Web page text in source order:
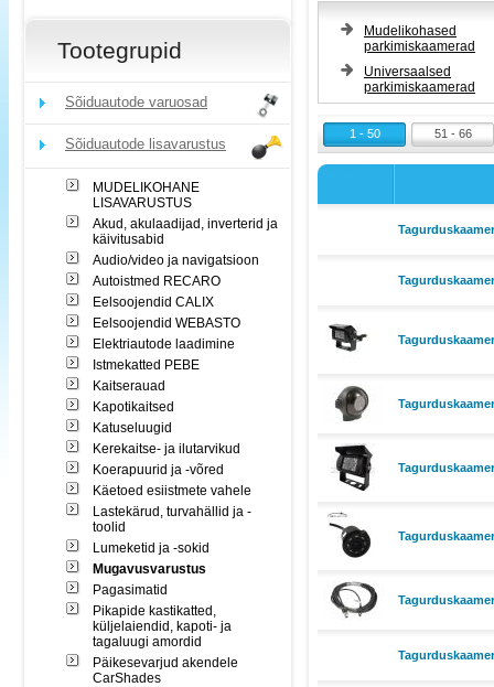
Tootegrupid
Sõiduautode varuosad
Sõiduautode lisavarustus
MUDELIKOHANE
LISAVARUSTUS
Akud, akulaadijad, inverterid ja
käivitusabid
Audio/video ja navigatsioon
Autoistmed RECARO
Eelsoojendid CALIX
Eelsoojendid WEBASTO
Elektriautode laadimine
Istmekatted PEBE
Kaitserauad
Kapotikaitsed
Katuseluugid
Kerekaitse- ja ilutarvikud
Koerapuurid ja -võred
Käetoed esiistmete vahele
Lastekärud, turvahällid ja -
toolid
Lumeketid ja -sokid
Mugavusvarustus
Pagasimatid
Pikapide kastikatted,
küljelaiendid, kapoti- ja
tagaluugi amordid
Päikesevarjud akendele
CarShades
Mudelikohased
parkimiskaamerad
Universaalsed
parkimiskaamerad
1 - 50 51 - 66